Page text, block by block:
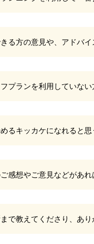
る方の意見や、アドバイ
プランを利用していな
るキッカケになれると思
感想やご意見などがあれ
で教えてくださり、あり